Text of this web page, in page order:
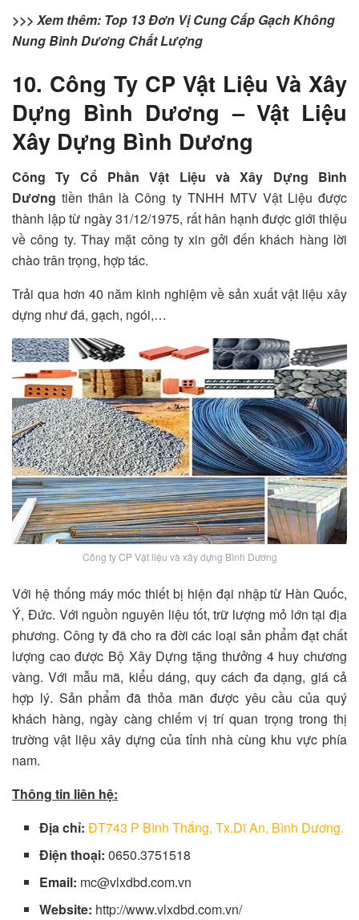
>>> Xem thêm: Top 13 Đơn Vị Cung Cấp Gạch Không
Nung Bình Dương Chất Lượng
10. Công Ty CP Vật Liệu Và Xây
Dựng Bình Dương – Vật Liệu
Xây Dựng Bình Dương
Công Ty Cổ Phần Vật Liệu và Xây Dựng Bình
Dươngtiền thân là Công ty TNHH MTV Vật Liệu được
thành lập từ ngày 31/12/1975, rất hân hạnh được giới thiệu
về công ty. Thay mặt công ty xin gởi đến khách hàng lời
chào trân trọng, hợp tác.
Trải qua hơn 40 năm kinh nghiệm về sản xuất vật liệu xây
dựng như đá, gạch, ngói,…
Công ty CP Vật liệu và xây dựng Bình Dương
Với hệ thống máy móc thiết bị hiện đại nhập từ Hàn Quốc,
Ý, Đức. Với nguồn nguyên liệu tốt, trữ lượng mỏ lớn tại địa
phương. Công ty đã cho ra đời các loại sản phẩm đạt chất
lượng cao được Bộ Xây Dựng tặng thưởng 4 huy chương
vàng. Với mẫu mã, kiểu dáng, quy cách đa dạng, giá cả
hợp lý. Sản phẩm đã thỏa mãn được yêu cầu của quý
khách hàng, ngày càng chiếm vị trí quan trọng trong thị
trường vật liệu xây dựng của tỉnh nhà cùng khu vực phía
nam.
Thông tin liên hệ:
Địa chỉ: ĐT743 P Bình Thắng, Tx.Dĩ An, Bình Dương.
Điện thoại: 0650.3751518
Email: mc@vlxdbd.com.vn
Website: http://www.vlxdbd.com.vn/